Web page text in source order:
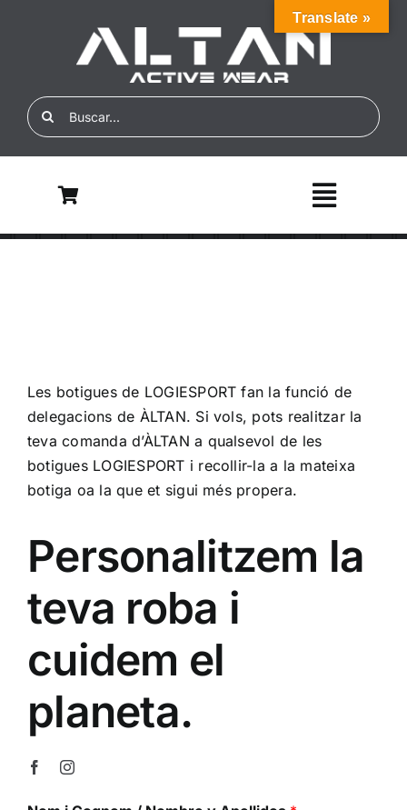
Search
for:
Toggle
ALTAN QR
Sanitario
TIENDA
TRABAJOS REALIZADOS
CONTACTO
CATÁLOGOS
Les botigues de LOGIESPORT fan la funció de
delegacions de ÀLTAN. Si vols, pots realitzar la
teva comanda d’ÀLTAN a qualsevol de les
botigues LOGIESPORT i recollir-la a la mateixa
botiga oa la que et sigui més propera.
Personalitzem la
teva roba i
cuidem el
planeta.
Translate »